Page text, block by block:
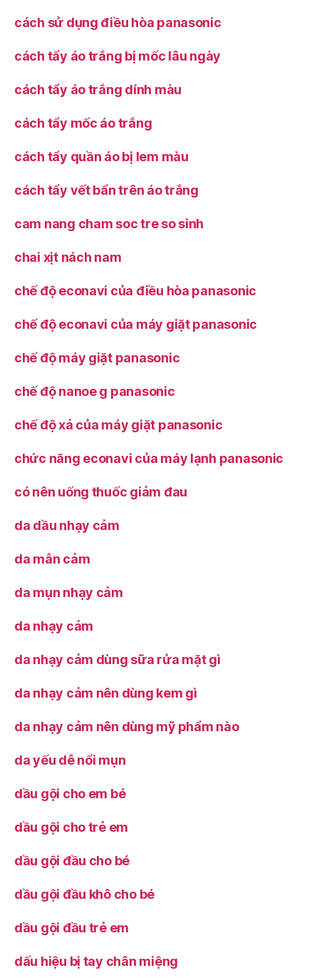
cách sử dụng điều hòa panasonic
cách tẩy áo trắng bị mốc lâu ngày
cách tẩy áo trắng dính màu
cách tẩy mốc áo trắng
cách tẩy quần áo bị lem màu
cách tẩy vết bẩn trên áo trắng
cam nang cham soc tre so sinh
chai xịt nách nam
chế độ econavi của điều hòa panasonic
chế độ econavi của máy giặt panasonic
chế độ máy giặt panasonic
chế độ nanoe g panasonic
chế độ xả của máy giặt panasonic
chức năng econavi của máy lạnh panasonic
có nên uống thuốc giảm đau
da dầu nhạy cảm
da mẫn cảm
da mụn nhạy cảm
da nhạy cảm
da nhạy cảm dùng sữa rửa mặt gì
da nhạy cảm nên dùng kem gì
da nhạy cảm nên dùng mỹ phẩm nào
da yếu dễ nổi mụn
dầu gội cho em bé
dầu gội cho trẻ em
dầu gội đầu cho bé
dầu gội đầu khô cho bé
dầu gội đầu trẻ em
dấu hiệu bị tay chân miệng